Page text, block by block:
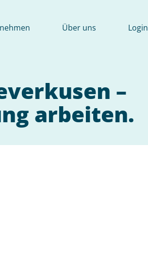
Über uns Login
–
arbeiten.